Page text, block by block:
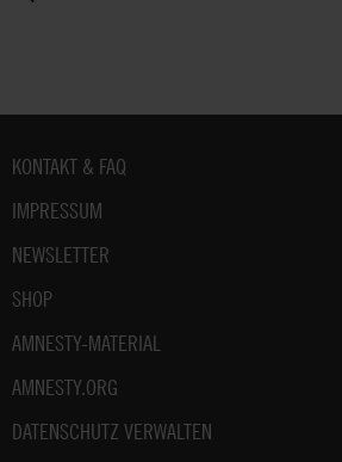
Fußbereich
KONTAKT & FAQ
IMPRESSUM
NEWSLETTER
SHOP
AMNESTY-MATERIAL
AMNESTY.ORG
DATENSCHUTZ VERWALTEN